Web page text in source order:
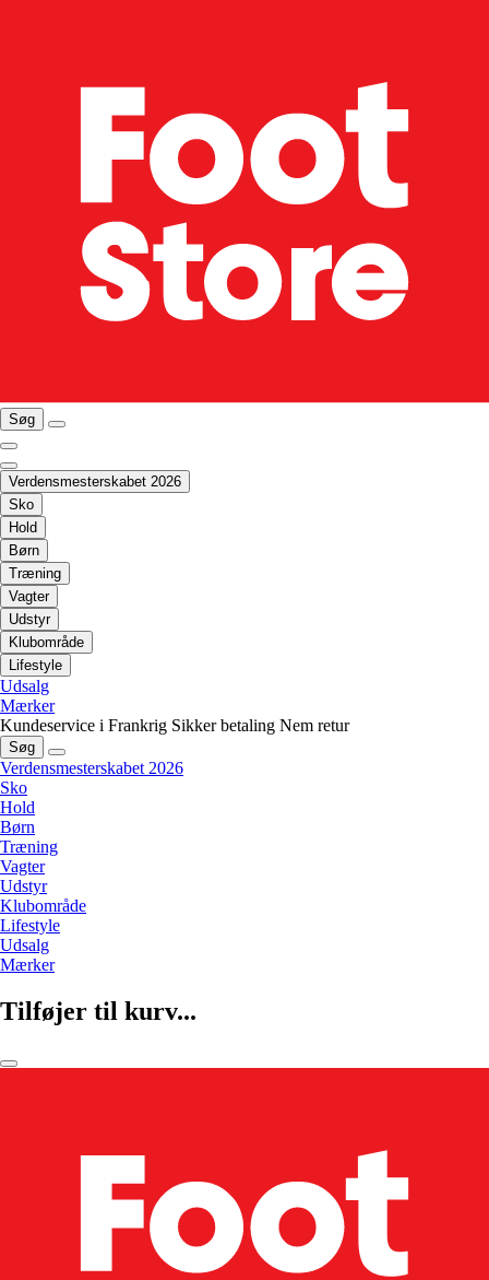
Søg
Verdensmesterskabet 2026
Sko
Hold
Børn
Træning
Vagter
Udstyr
Klubområde
Lifestyle
Udsalg
Mærker
Kundeservice i Frankrig Sikker betaling Nem retur
Søg
Verdensmesterskabet 2026
Sko
Hold
Børn
Træning
Vagter
Udstyr
Klubområde
Lifestyle
Udsalg
Mærker
Tilføjer til kurv...